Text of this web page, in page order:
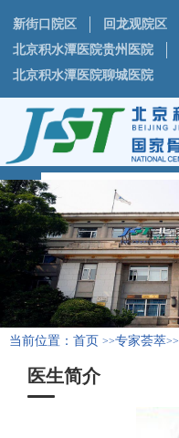
新街口院区 回龙观院区
北京积水潭医院贵州医院
北京积水潭医院聊城医院
当前位置： 首页 >>专家荟萃>>
医生简介